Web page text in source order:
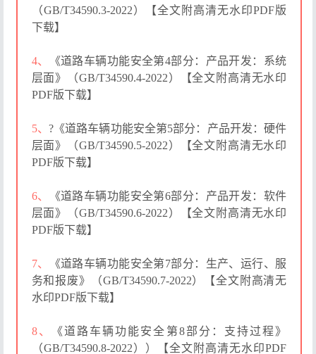
（GB/T34590.3-2022）【全文附高清无水印PDF版
下载】
4、
《道路车辆功能安全第4部分：产品开发：系统
层面》（GB/T34590.4-2022）【全文附高清无水印
PDF版下载】
5、 ?《道路车辆功能安全第5部分：产品开发：硬件
层面》（GB/T34590.5-2022）【全文附高清无水印
PDF版下载】
6、
《道路车辆功能安全第6部分：产品开发：软件
层面》（GB/T34590.6-2022）【全文附高清无水印
PDF版下载】
7、
《道路车辆功能安全第7部分：生产、运行、服
务和报废》（GB/T34590.7-2022）【全文附高清无
水印PDF版下载】
8、
《道路车辆功能安全第8部分：支持过程》
（GB/T34590.8-2022））【全文附高清无水印PDF